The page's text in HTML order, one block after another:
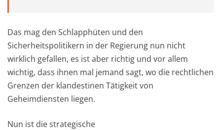
Das mag den Schlapphüten und den
Sicherheitspolitikern in der Regierung nun nicht
wirklich gefallen, es ist aber richtig und vor allem
wichtig, dass ihnen mal jemand sagt, wo die rechtlichen
Grenzen der klandestinen Tätigkeit von
Geheimdiensten liegen.
Nun ist die strategische